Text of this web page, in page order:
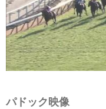
パドック映像